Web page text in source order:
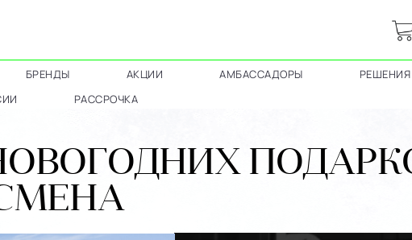
БРЕНДЫ АКЦИИ АМБАССАДОРЫ
РАССРОЧКА